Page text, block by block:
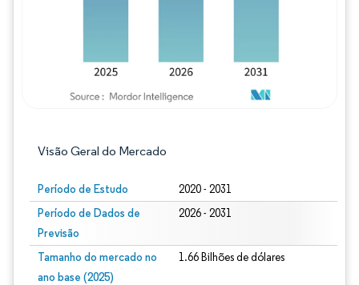
Visão Geral do Mercado
Período de Estudo 2020 - 2031
Período de Dados de
Previsão
2026 - 2031
Tamanho do mercado no
ano base (2025)
1.66 Bilhões de dólares